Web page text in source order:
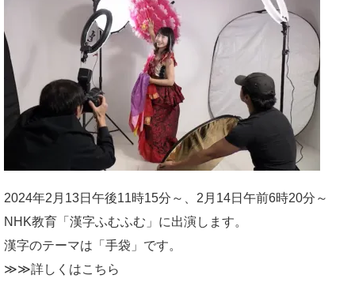
2024年2月13日午後11時15分～、2月14日午前6時20分～
NHK教育「漢字ふむふむ」に出演します。
漢字のテーマは「手袋」です。
≫≫詳しくはこちら